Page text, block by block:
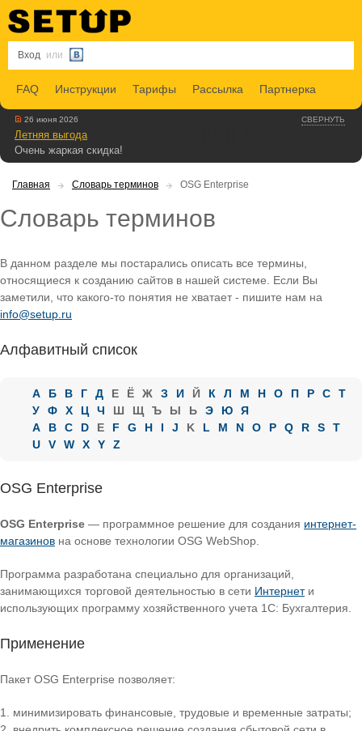
Вход или
FAQ Инструкции Тарифы Рассылка Партнерка
СВЕРНУТЬ
26 июня 2026
Летняя выгода
Очень жаркая скидка!
Главная Словарь терминов OSG Enterprise
Словарь терминов
В данном разделе мы постарались описать все термины,
относящиеся к созданию сайтов в нашей системе. Если Вы
заметили, что какого-то понятия не хватает - пишите нам на
info@setup.ru
Алфавитный список
А Б В Г Д Е Ё Ж З И Й К Л М Н О П Р С
Т
У
Ф Х Ц Ч Ш Щ Ъ Ы Ь Э Ю
Я
A
B C D E F G H I J K L M N O P Q R S
T
U
V W X Y Z
OSG Enterprise
OSG Enterprise — программное решение для создания интернет-
магазинов на основе технологии OSG WebShop.
Программа разработана специально для организаций,
занимающихся торговой деятельностью в сети Интернети
использующих программу хозяйственного учета 1C: Бухгалтерия.
Применение
Пакет OSG Enterprise позволяет:
минимизировать финансовые, трудовые и временные затраты;